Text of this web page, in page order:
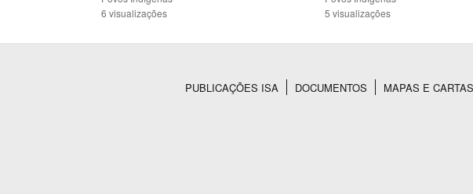
6 visualizações
5 visualizações
PUBLICAÇÕES ISA DOCUMENTOS MAPAS E